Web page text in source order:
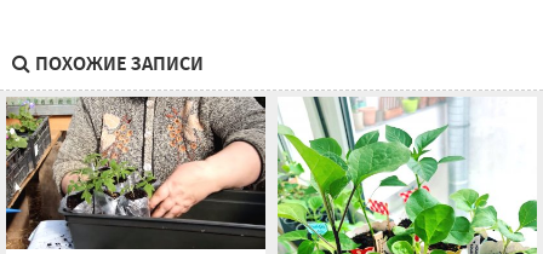
ПОХОЖИЕ ЗАПИСИ